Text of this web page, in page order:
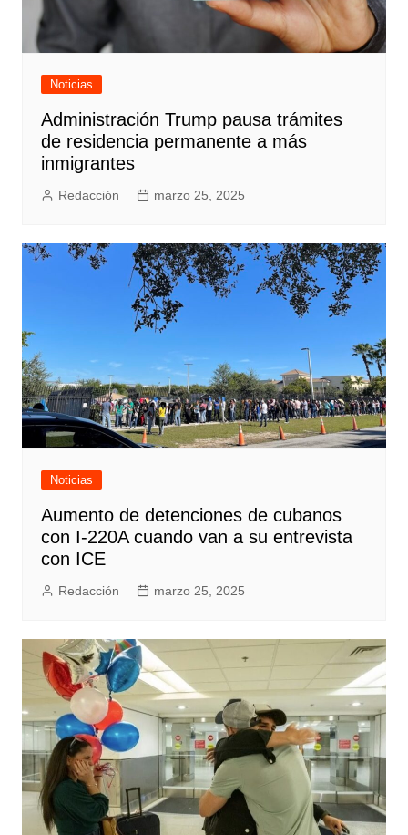
Noticias
Administración Trump pausa trámites
de residencia permanente a más
inmigrantes
Redacción marzo 25, 2025
Noticias
Aumento de detenciones de cubanos
con I-220A cuando van a su entrevista
con ICE
Redacción marzo 25, 2025